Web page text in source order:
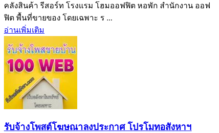
คลังสินค้า รีสอร์ท โรงแรม โฮมออฟฟิต หอพัก สำนักงาน ออฟ
ฟิต พื้นที่ขายของ โดยเฉพาะ ร ...
อ่านเพิ่มเติม
รับจ้างโพสต์โฆษณาลงประกาศ โปรโมทอสังหาฯ